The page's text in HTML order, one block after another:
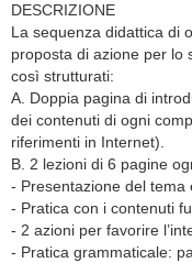
DESCRIZIONE
La sequenza didattica di
proposta di azione per lo
così strutturati:
A. Doppia pagina di
dei contenuti di ogni
riferimenti in Internet).
B. 2 lezioni di 6 pagine
- Presentazione del tema
- Pratica con i contenuti
- 2 azioni per favorire
- Pratica grammaticale: